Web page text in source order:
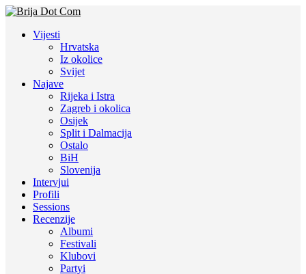
Vijesti
Hrvatska
Iz okolice
Svijet
Najave
Rijeka i Istra
Zagreb i okolica
Osijek
Split i Dalmacija
Ostalo
BiH
Slovenija
Intervjui
Profili
Sessions
Recenzije
Albumi
Festivali
Klubovi
Partyi